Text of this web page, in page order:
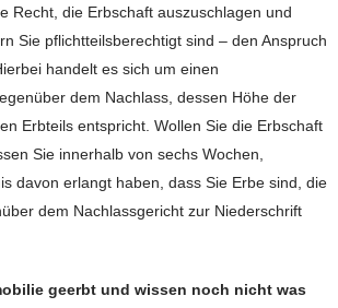
Recht, die Erbschaft auszuschlagen und
Sie pflichtteilsberechtigt sind – den Anspruch
handelt es sich um einen
dem Nachlass, dessen Höhe der
Erbteils entspricht. Wollen Sie die Erbschaft
Sie innerhalb von sechs Wochen,
davon erlangt haben, dass Sie Erbe sind, die
dem Nachlassgericht zur Niederschrift
geerbt und wissen noch nicht was